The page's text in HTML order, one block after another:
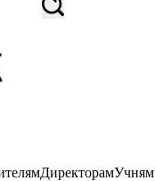
ДиректорамУчням